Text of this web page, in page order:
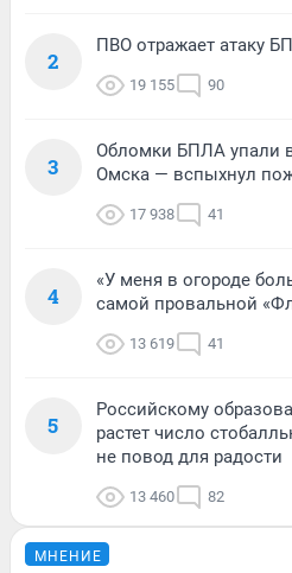
2
ПВО отражает атаку
19 155 90
3
Обломки БПЛА упали
Омска — вспыхнул
17 938 41
4
«У меня в огороде
самой провальной
13 619 41
5
Российскому
растет число
не повод для радости
13 460 82
МНЕНИЕ